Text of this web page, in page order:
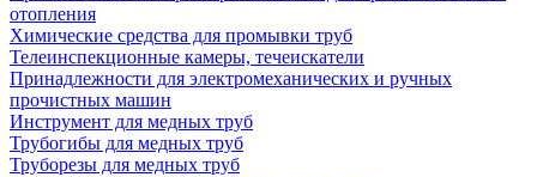
отопления
Химические средства для промывки труб
Телеинспекционные камеры, течеискатели
Принадлежности для электромеханических и ручных
прочистных машин
Инструмент для медных труб
Трубогибы для медных труб
Труборезы для медных труб